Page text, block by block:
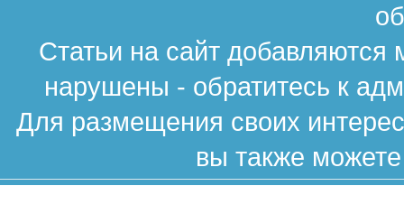
Статьи на сайт
нарушены - обратитесь к
Для размещения своих
вы также